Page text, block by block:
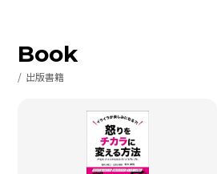
Book
出版書籍